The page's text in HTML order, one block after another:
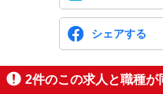
シェアする
2件のこの求人と職種が